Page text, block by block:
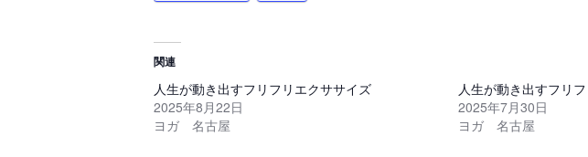
関連
人生が動き出すフリフリエクササイズ
2025年8月22日
ヨガ 名古屋
人生が動き出すフリ
2025年7月30日
ヨガ 名古屋